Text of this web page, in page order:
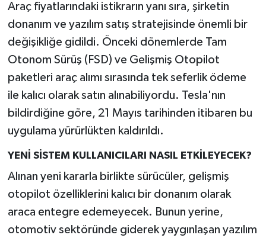
Araç fiyatlarındaki istikrarın yanı sıra, şirketin
donanım ve yazılım satış stratejisinde önemli bir
değişikliğe gidildi. Önceki dönemlerde Tam
Otonom Sürüş (FSD) ve Gelişmiş Otopilot
paketleri araç alımı sırasında tek seferlik ödeme
ile kalıcı olarak satın alınabiliyordu. Tesla'nın
bildirdiğine göre, 21 Mayıs tarihinden itibaren bu
uygulama yürürlükten kaldırıldı.
YENİ SİSTEM KULLANICILARI NASIL ETKİLEYECEK?
Alınan yeni kararla birlikte sürücüler, gelişmiş
otopilot özelliklerini kalıcı bir donanım olarak
araca entegre edemeyecek. Bunun yerine,
otomotiv sektöründe giderek yaygınlaşan yazılım